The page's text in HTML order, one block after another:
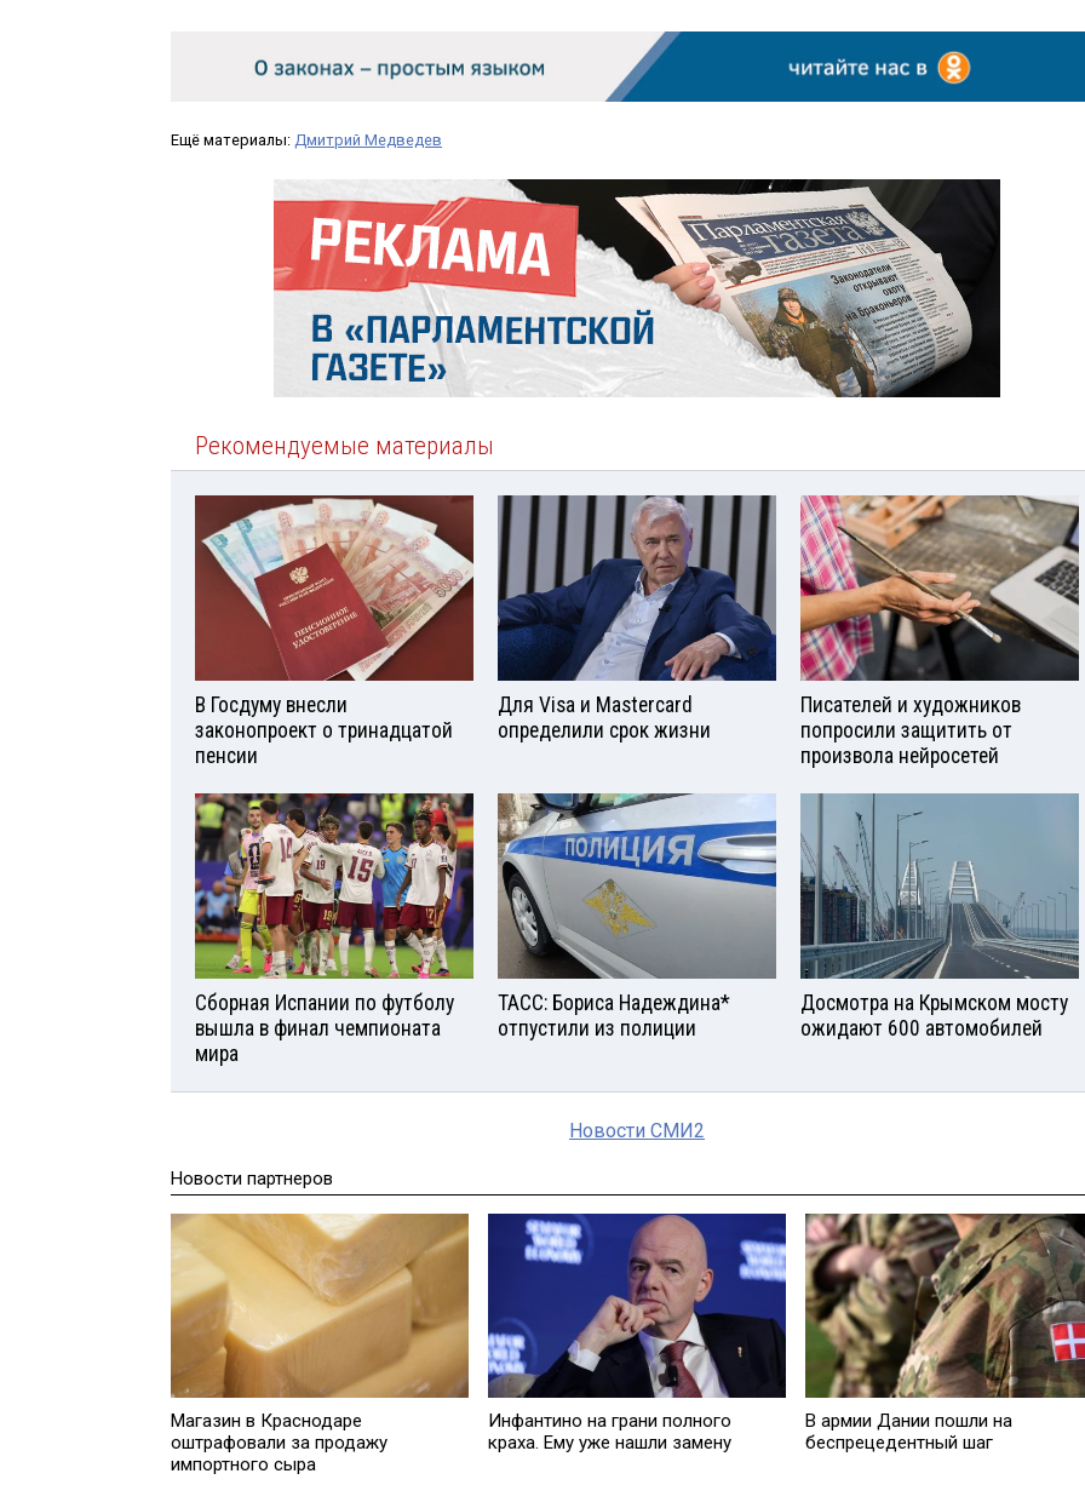
Ещё материалы: Дмитрий Медведев
Рекомендуемые материалы
В Госдуму внесли
законопроект о тринадцатой
пенсии
Для Visа и Mastercard
определили срок жизни
Писателей и художников
попросили защитить от
произвола нейросетей
Сборная Испании по футболу
вышла в финал чемпионата
мира
ТАСС: Бориса Надеждина*
отпустили из полиции
Досмотра на Крымском мосту
ожидают 600 автомобилей
Новости СМИ2
Новости партнеров
Магазин в Краснодаре
оштрафовали за продажу
импортного сыра
Инфантино на грани полного
краха. Ему уже нашли замену
В армии Дании пошли на
беспрецедентный шаг